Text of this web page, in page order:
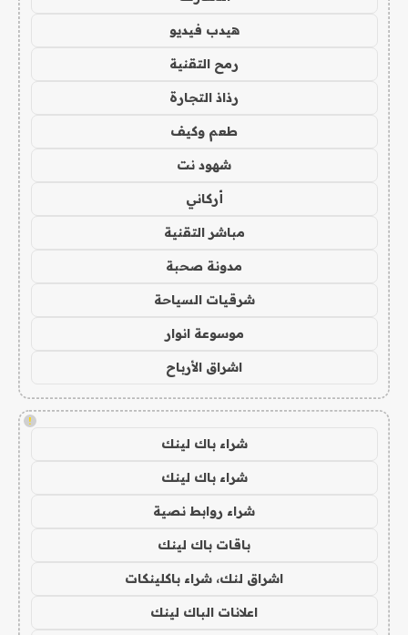
هيدب فيديو
رمح التقنية
رذاذ التجارة
طعم وكيف
شهود نت
أركاني
مباشر التقنية
مدونة صحبة
شرقيات السياحة
موسوعة انوار
اشراق الأرباح
!
شراء باك لينك
شراء باك لينك
شراء روابط نصية
باقات باك لينك
اشراق لنك، شراء باكلينكات
اعلانات الباك لينك